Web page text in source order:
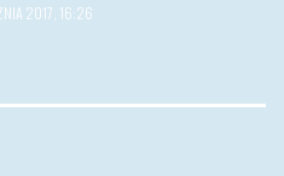
2017, 16:26